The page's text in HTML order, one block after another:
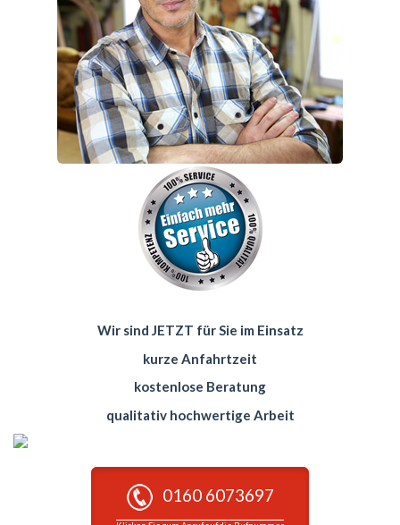
Wir sind JETZT für Sie im Einsatz
kurze Anfahrtzeit
kostenlose Beratung
qualitativ hochwertige Arbeit
0160 6073697